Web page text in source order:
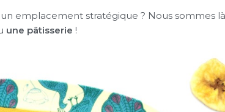
emplacement stratégique ? Nous sommes
une pâtisserie !